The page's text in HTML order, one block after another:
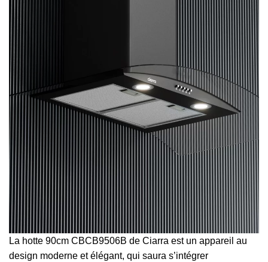
La hotte 90cm CBCB9506B de Ciarra est un appareil au
design moderne et élégant, qui saura s’intégrer